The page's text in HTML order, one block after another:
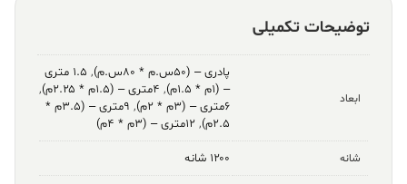
توضیحات تکمیلی
ابعاد
پادری – (۵۰س.م * ۸۰س.م) ,
۱.۵ متری
– (۱م * ۱.۵م)
, ۴متری – (۱.۵م * ۲.۲۵م)
,
۶متری – (۳م * ۲م)
,
۹متری – (۳.۵م *
۲.۵م)
, ۱۲متری – (۳م * ۴م)
شانه ۱۲۰۰ شانه